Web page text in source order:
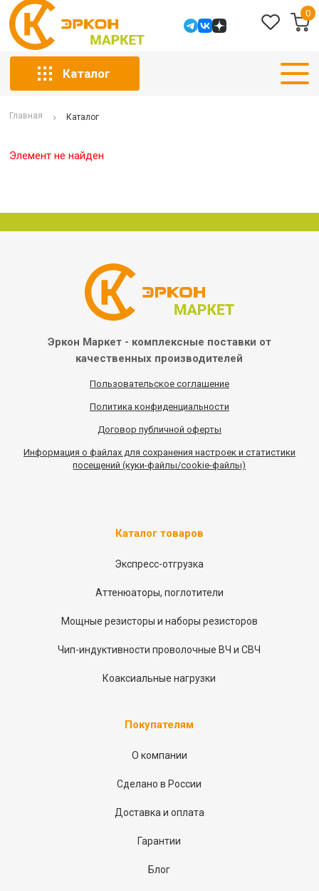
0
Каталог
Главная Каталог
Элемент не найден
Эркон Маркет - комплексные поставки от
качественных производителей
Пользовательское соглашение
Политика конфиденциальности
Договор публичной оферты
Информация о файлах для сохранения настроек и статистики
посещений (куки-файлы/cookie-файлы)
Каталог товаров
Экспресс-отгрузка
Аттенюаторы, поглотители
Мощные резисторы и наборы резисторов
Чип-индуктивности проволочные ВЧ и СВЧ
Коаксиальные нагрузки
Покупателям
О компании
Сделано в России
Доставка и оплата
Гарантии
Блог